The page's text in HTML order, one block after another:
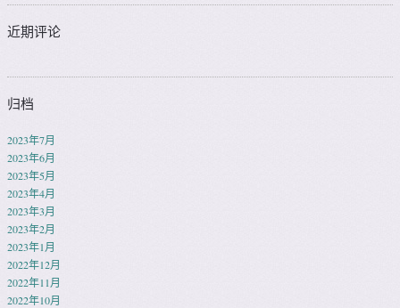
近期评论
归档
2023年7月
2023年6月
2023年5月
2023年4月
2023年3月
2023年2月
2023年1月
2022年12月
2022年11月
2022年10月